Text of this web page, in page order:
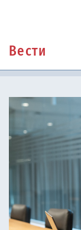
Вести